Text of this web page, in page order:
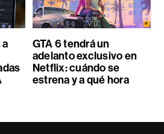
GTA 6 tendrá un
adelanto exclusivo en
Netflix: cuándo se
estrena y a qué hora